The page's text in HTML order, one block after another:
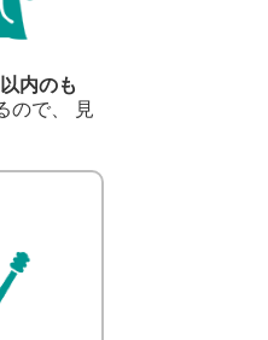
内のも
ので、 見